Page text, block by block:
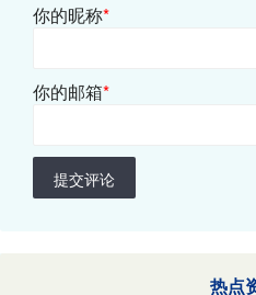
你的昵称*
你的邮箱*
提交评论
热点